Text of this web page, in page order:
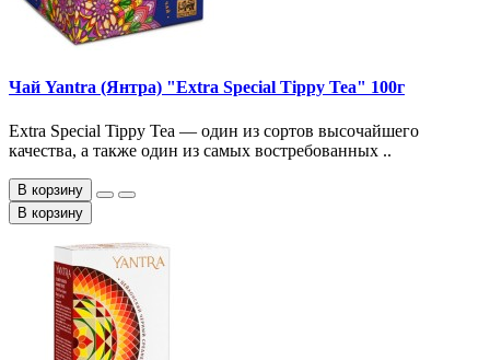
Чай Yantra (Янтра) "Extra Special Tippy Tea" 100г
Extra Special Tippy Tea — один из сортов высочайшего
качества, а также один из самых востребованных ..
В корзину
В корзину